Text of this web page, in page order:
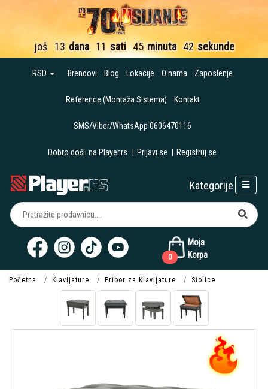
još 13 dana 11 sati 45 minuta 41 sekund
RSD Brendovi Blog Lokacije O nama Zaposlenje
Reference (Montaža Sistema) Kontakt
SMS/Viber/WhatsApp 0606470116
Dobro došli na Player.rs Prijavi se Registruj se
Moja
Korpa
0
Kategorije
Početna Klavijature Pribor za Klavijature Stolice